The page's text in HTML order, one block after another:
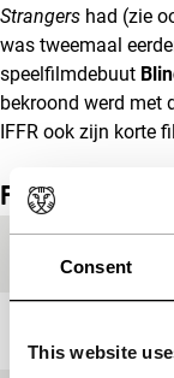
Consent
This website
Strangers had (zie
was tweemaal
speelfilmdebuut
bekroond werd met
IFFR ook zijn korte
Film details